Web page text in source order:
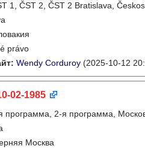
1, ČST 2, ČST 2 Bratislava,
právo
Wendy Corduroy (2025-10-12
02-1985
программа, 2-я программа,
Москва